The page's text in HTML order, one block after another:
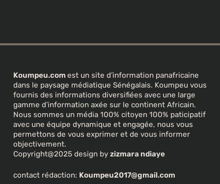
Koumpeu.com est un site d’information panafricaine
dans le paysage médiatique Sénégalais. Koumpeu vous
fournis des informations diversifiées avec une large
gamme d’information axée sur le continent Africain.
Nous sommes un média 100% citoyen 100% paticipatif
avec une équipe dynamique et engagée, nous vous
permettons de vous exprimer et de vous informer
objectivement.
Copyright@2025 design by zizmara ndiaye
contact rédaction: Koumpeu2017@gmail.com